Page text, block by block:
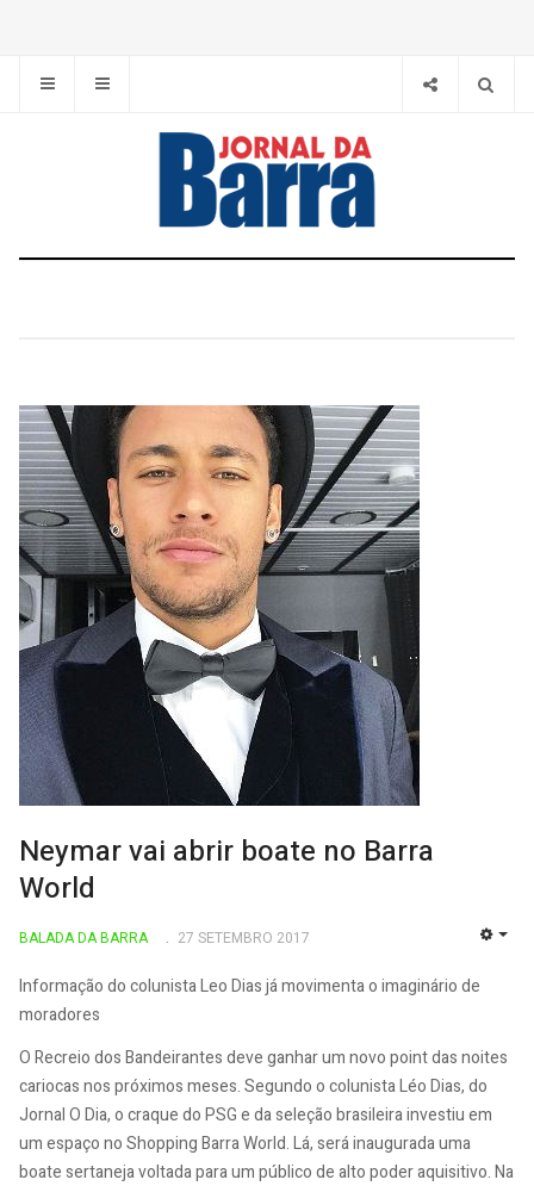
Neymar vai abrir boate no Barra
World
BALADA DA BARRA 27 SETEMBRO 2017
Informação do colunista Leo Dias já movimenta o imaginário de
moradores
O Recreio dos Bandeirantes deve ganhar um novo point das noites
cariocas nos próximos meses. Segundo o colunista Léo Dias, do
Jornal O Dia, o craque do PSG e da seleção brasileira investiu em
um espaço no Shopping Barra World. Lá, será inaugurada uma
boate sertaneja voltada para um público de alto poder aquisitivo. Na